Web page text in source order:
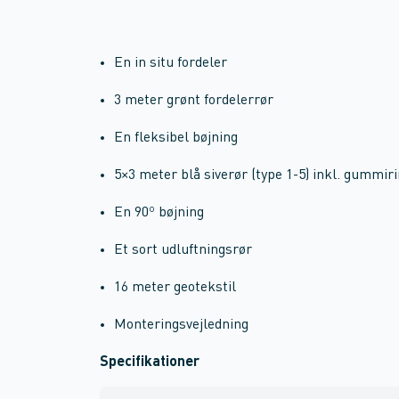
En in situ fordeler
3 meter grønt fordelerrør
En fleksibel bøjning
5×3 meter blå siverør (type 1-5) inkl.
En 90º bøjning
Et sort udluftningsrør
16 meter geotekstil
Monteringsvejledning
Specifikationer